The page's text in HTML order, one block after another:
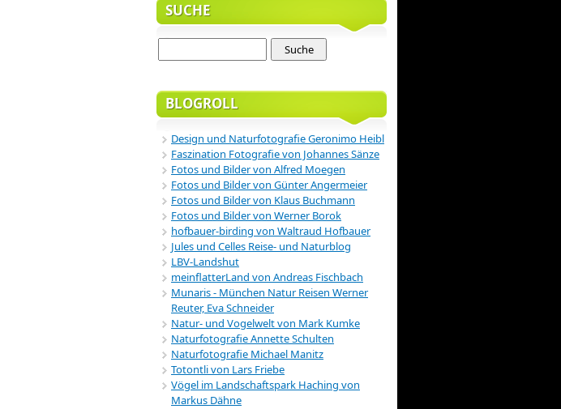
SUCHE
BLOGROLL
Design und Naturfotografie Geronimo Heibl
Faszination Fotografie von Johannes Sänze
Fotos und Bilder von Alfred Moegen
Fotos und Bilder von Günter Angermeier
Fotos und Bilder von Klaus Buchmann
Fotos und Bilder von Werner Borok
hofbauer-birding von Waltraud Hofbauer
Jules und Celles Reise- und Naturblog
LBV-Landshut
meinflatterLand von Andreas Fischbach
Munaris - München Natur Reisen Werner
Reuter, Eva Schneider
Natur- und Vogelwelt von Mark Kumke
Naturfotografie Annette Schulten
Naturfotografie Michael Manitz
Totontli von Lars Friebe
Vögel im Landschaftspark Haching von
Markus Dähne